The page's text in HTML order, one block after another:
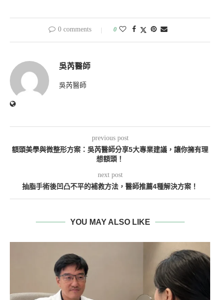
0 comments 0
吳芮醫師
吳芮醫師
previous post
額頭美學與微整形方案：吳芮醫師分享5大專業建議，讓你擁有理
想額頭！
next post
抽脂手術後凹凸不平的補救方法，醫師推薦4種解決方案！
YOU MAY ALSO LIKE